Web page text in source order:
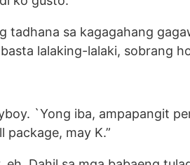
tadhana sa kagagahang
lalaking-lalaki, sobrang
`Yong iba, ampapangit
package, may K.”